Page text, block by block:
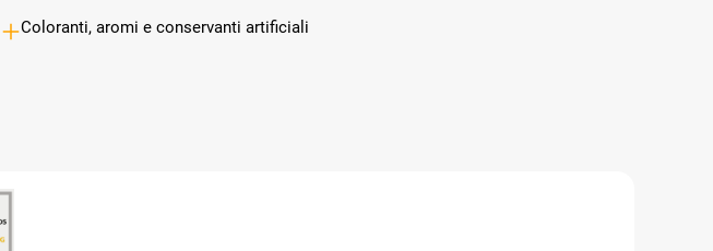
Coloranti, aromi e conservanti artificiali